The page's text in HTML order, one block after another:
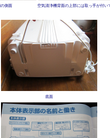
の側面 空気清浄機背面の上部には取っ手が付い
底面